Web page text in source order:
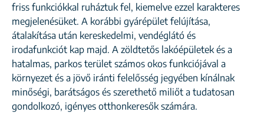
friss funkciókkal ruháztuk fel, kiemelve ezzel karakteres
megjelenésüket. A korábbi gyárépület felújítása,
átalakítása után kereskedelmi, vendéglátó és
irodafunkciót kap majd. A zöldtetős lakóépületek és a
hatalmas, parkos terület számos okos funkciójával a
környezet és a jövő iránti felelősség jegyében kínálnak
minőségi, barátságos és szerethető miliőt a tudatosan
gondolkozó, igényes otthonkeresők számára.